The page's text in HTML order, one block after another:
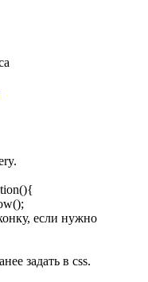
если нужно
задать в css.